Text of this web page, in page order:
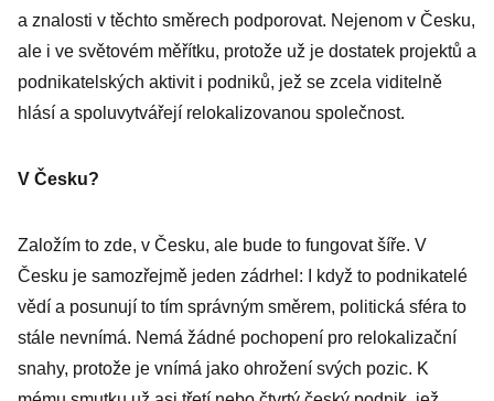
a znalosti v těchto směrech podporovat. Nejenom v Česku,
ale i ve světovém měřítku, protože už je dostatek projektů a
podnikatelských aktivit i podniků, jež se zcela viditelně
hlásí a spoluvytvářejí relokalizovanou společnost.
V Česku?
Založím to zde, v Česku, ale bude to fungovat šíře. V
Česku je samozřejmě jeden zádrhel: I když to podnikatelé
vědí a posunují to tím správným směrem, politická sféra to
stále nevnímá. Nemá žádné pochopení pro relokalizační
snahy, protože je vnímá jako ohrožení svých pozic. K